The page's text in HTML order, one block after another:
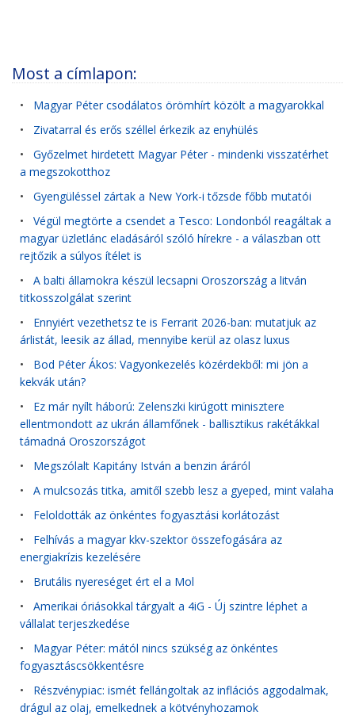
Most a címlapon:
• Magyar Péter csodálatos örömhírt közölt a magyarokkal
• Zivatarral és erős széllel érkezik az enyhülés
• Győzelmet hirdetett Magyar Péter - mindenki visszatérhet
a megszokotthoz
• Gyengüléssel zártak a New York-i tőzsde főbb mutatói
• Végül megtörte a csendet a Tesco: Londonból reagáltak a
magyar üzletlánc eladásáról szóló hírekre - a válaszban ott
rejtőzik a súlyos ítélet is
• A balti államokra készül lecsapni Oroszország a litván
titkosszolgálat szerint
• Ennyiért vezethetsz te is Ferrarit 2026-ban: mutatjuk az
árlistát, leesik az állad, mennyibe kerül az olasz luxus
• Bod Péter Ákos: Vagyonkezelés közérdekből: mi jön a
kekvák után?
• Ez már nyílt háború: Zelenszki kirúgott minisztere
ellentmondott az ukrán államfőnek - ballisztikus rakétákkal
támadná Oroszországot
• Megszólalt Kapitány István a benzin áráról
• A mulcsozás titka, amitől szebb lesz a gyeped, mint valaha
• Feloldották az önkéntes fogyasztási korlátozást
• Felhívás a magyar kkv-szektor összefogására az
energiakrízis kezelésére
• Brutális nyereséget ért el a Mol
• Amerikai óriásokkal tárgyalt a 4iG - Új szintre léphet a
vállalat terjeszkedése
• Magyar Péter: mától nincs szükség az önkéntes
fogyasztáscsökkentésre
• Részvénypiac: ismét fellángoltak az inflációs aggodalmak,
drágul az olaj, emelkednek a kötvényhozamok